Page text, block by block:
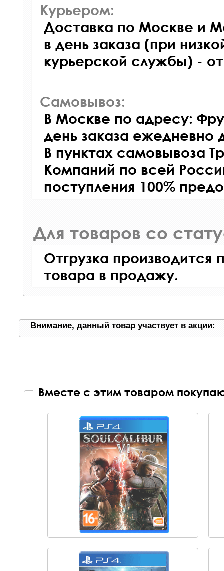
Курьером:
Доставка по Москве и
в день заказа (при
курьерской службы) -
Самовывоз:
В Москве по адресу:
день заказа ежедневно
В пунктах самовывоза
Компаний по всей
поступления 100%
Для товаров со
Отгрузка производится
товара в продажу.
Внимание, данный товар участвует в акции:
Вместе с этим товаром